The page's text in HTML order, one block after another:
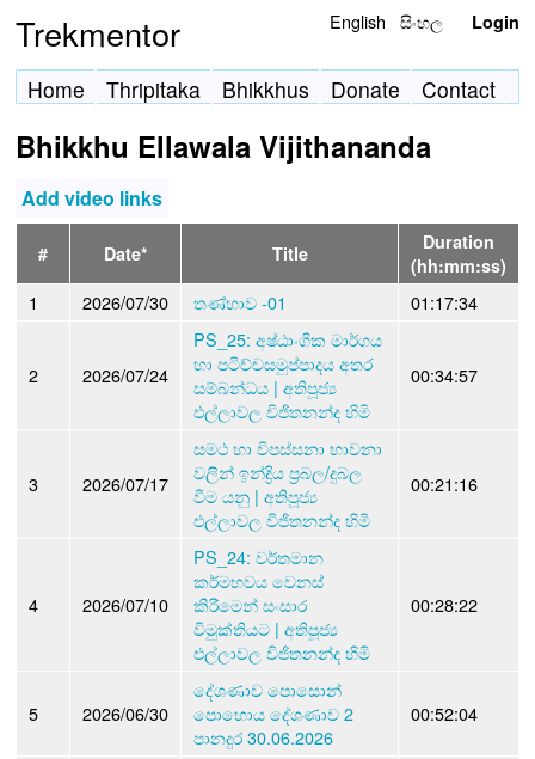
Trekmentor English සිංහල Login
Home Thripitaka Bhikkhus Donate Contact
Bhikkhu Ellawala Vijithananda
Add video links
# Date* Title
Duration
(hh:mm:ss)
1 2026/07/30 තණ්හාව -01 01:17:34
2 2026/07/24
PS_25: අෂ්ඨාංගික මාර්ගය
හා පටිච්චසමුප්පාදය අතර
සම්බන්ධය | අතිපූජ්‍ය
එල්ලාවල විජිතනන්ද හිමි
00:34:57
3 2026/07/17
සමථ හා විපස්සනා භාවනා
වලින් ඉන්ද්‍රිය ප්‍රබල/දුබල
වීම යනු | අතිපූජ්‍ය
එල්ලාවල විජිතනන්ද හිමි
00:21:16
4 2026/07/10
PS_24: වර්තමාන
කර්මභවය වෙනස්
කිරීමෙන් සංසාර
විමුක්තියට | අතිපූජ්‍ය
එල්ලාවල විජිතනන්ද හිමි
00:28:22
5 2026/06/30
දේශණාව පොසොන්
පොහොය දේශණාව 2
පානදුර 30.06.2026
00:52:04